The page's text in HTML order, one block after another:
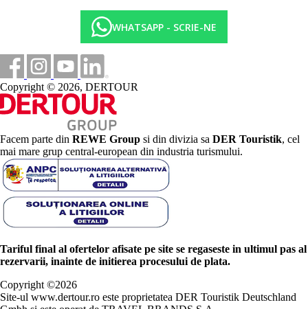
WHATSAPP - SCRIE-NE
Copyright © 2026, DERTOUR
Facem parte din REWE Group si din divizia sa DER Touristik, cel
mai mare grup central-european din industria turismului.
Tariful final al ofertelor afisate pe site se regaseste in ultimul pas al
rezervarii, inainte de initierea procesului de plata.
Copyright ©2026
Site-ul www.dertour.ro este proprietatea DER Touristik Deutschland